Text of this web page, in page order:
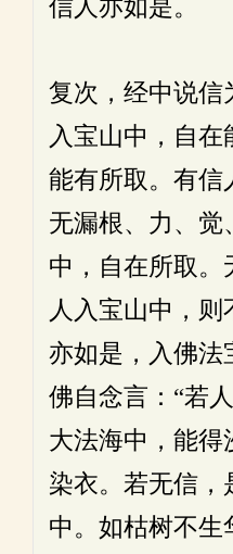
信人亦如是。
复次，经中说信
入宝山中，自
能有所取。有信
无漏根、力、觉
中，自在所取。
人入宝山中，
亦如是，入佛法
佛自念言：“若
大法海中，能得
染衣。若无信，
中。如枯树不生